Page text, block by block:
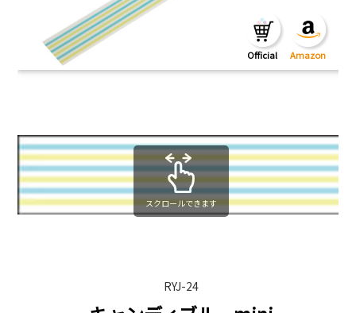
スクロールできます
RYJ-24